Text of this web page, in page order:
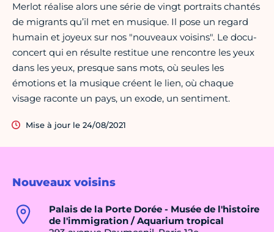
Nouveaux voisins
Palais de la Porte Dorée - Musée de l'histoire
de l'immigration / Aquarium tropical
Merlot réalise alors une série de vingt portraits chantés
de migrants qu’il met en musique. Il pose un regard
humain et joyeux sur nos "nouveaux voisins". Le docu-
concert qui en résulte restitue une rencontre les yeux
dans les yeux, presque sans mots, où seules les
émotions et la musique créent le lien, où chaque
visage raconte un pays, un exode, un sentiment.
Mise à jour le 24/08/2021